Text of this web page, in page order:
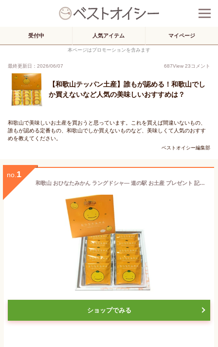
受付中 人気アイテム マイページ
本ページはプロモーションを含みます
最終更新日：2026/06/07 687View 23コメント
【和歌山テッパン土産】誰もが認める！和歌山でし
か買えないなど人気の美味しいおすすめは？
和歌山で美味しいお土産を買おうと思っています。これを買えば間違いないもの、
誰もが認める定番もの、和歌山でしか買えないものなど、美味しくて人気のおすす
めを教えてください。
ベストオイシー編集部
no. 1
和歌山 おひなたみかん ラングドシャ— 道の駅 お土産 プレゼント 記念品
ショップでみる